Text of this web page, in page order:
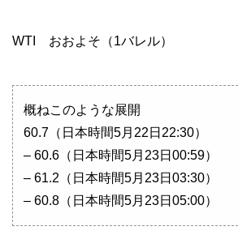
WTI おおよそ（1バレル）
概ねこのような展開
60.7（日本時間5月22日22:30）
– 60.6（日本時間5月23日00:59）
– 61.2（日本時間5月23日03:30）
– 60.8（日本時間5月23日05:00）